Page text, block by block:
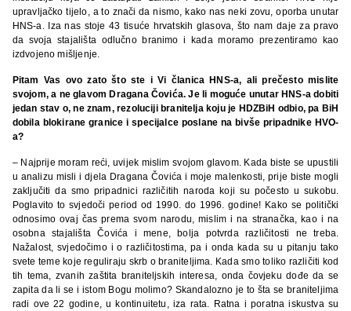
upravljačko tijelo, a to znači da nismo, kako nas neki zovu, oporba unutar
HNS-a. Iza nas stoje 43 tisuće hrvatskih glasova, što nam daje za pravo
da svoja stajališta odlučno branimo i kada moramo prezentiramo kao
izdvojeno mišljenje.
Pitam Vas ovo zato što ste i Vi članica HNS-a, ali prečesto mislite
svojom, a ne glavom Dragana Čovića. Je li moguće unutar HNS-a dobiti
jedan stav o, ne znam, rezoluciji branitelja koju je HDZBiH odbio, pa BiH
dobila blokirane granice i specijalce poslane na bivše pripadnike HVO-
a?
– Najprije moram reći, uvijek mislim svojom glavom. Kada biste se upustili
u analizu misli i djela Dragana Čovića i moje malenkosti, prije biste mogli
zaključiti da smo pripadnici različitih naroda koji su počesto u sukobu.
Poglavito to svjedoči period od 1990. do 1996. godine! Kako se politički
odnosimo ovaj čas prema svom narodu, mislim i na stranačka, kao i na
osobna stajališta Čovića i mene, bolja potvrda različitosti ne treba.
Nažalost, svjedočimo i o različitostima, pa i onda kada su u pitanju tako
svete teme koje reguliraju skrb o braniteljima. Kada smo toliko različiti kod
tih tema, zvanih zaštita braniteljskih interesa, onda čovjeku dođe da se
zapita da li se i istom Bogu molimo? Skandalozno je to šta se braniteljima
radi ove 22 godine, u kontinuitetu, iza rata. Ratna i poratna iskustva su